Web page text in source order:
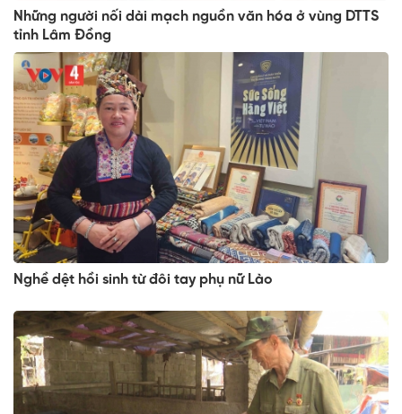
Những người nối dài mạch nguồn văn hóa ở vùng DTTS
tỉnh Lâm Đồng
Nghề dệt hồi sinh từ đôi tay phụ nữ Lào